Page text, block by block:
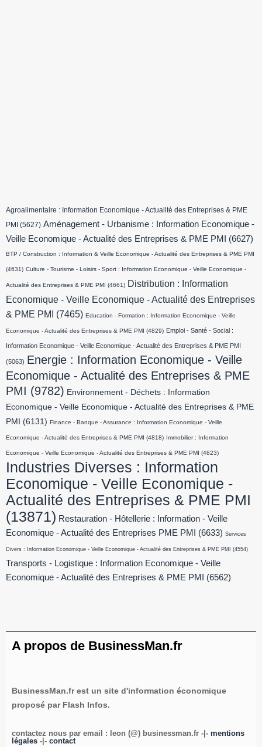
Agroalimentaire : Information Economique - Actualité des Entreprises & PME
PMI (5627) Aménagement - Urbanisme : Information Economique -
Veille Economique - Actualité des Entreprises & PME PMI
(6627)
BTP / Construction : Information & Veille Economique - Actualité des Entreprises & PME PMI
(4631) Culture - Tourisme - Loisirs - Sport : Information Economique - Veille Economique -
Actualité des Entreprises & PME PMI (4661) Distribution : Information
Economique - Veille Economique - Actualité des Entreprises
& PME PMI
(7465) Education - Formation : Information Economique - Veille
Economique - Actualité des Entreprises & PME PMI (4829) Emploi - Santé - Social :
Information Economique - Veille Economique - Actualité des Entreprises & PME PMI
(5063) Energie : Information Economique - Veille
Economique - Actualité des Entreprises & PME
PMI (9782) Environnement - Déchets : Information
Economique - Veille Economique - Actualité des Entreprises & PME
PMI
(6131) Finance - Banque - Assurance : Information Economique - Veille
Economique - Actualité des Entreprises & PME PMI (4818) Immobilier : Information
Economique - Veille Economique - Actualité des Entreprises & PME PMI (4823)
Industries Diverses : Information
Economique - Veille Economique -
Actualité des Entreprises & PME PMI
(13871) Restauration - Hôtellerie : Information - Veille
Economique - Actualité des Entreprises PME PMI
(6633) Services
Divers : Information Economique - Veille Economique - Actualité des Entreprises & PME PMI (4554)
Transports - Logistique : Information Economique - Veille
Economique - Actualité des Entreprises & PME PMI
(6562)
A propos de BusinessMan.fr
BusinessMan.fr est un site d'information économique
proposé par Flash Infos.
contactez nous par email : leon (@) businessman.fr -|- mentions
légales -|- contact